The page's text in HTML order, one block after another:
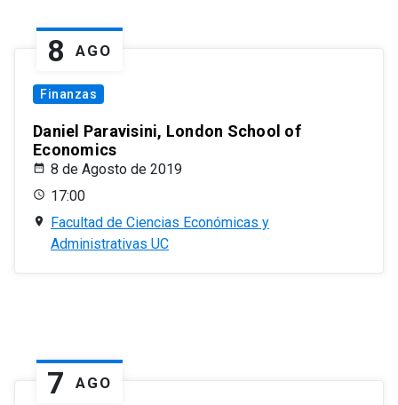
8 AGO
Finanzas
Daniel Paravisini, London School of
Economics
8 de Agosto de 2019
17:00
Facultad de Ciencias Económicas y
Administrativas UC
7 AGO